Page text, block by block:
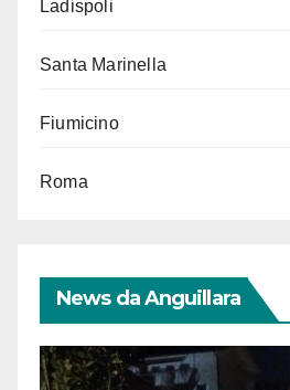
Ladispoli
Santa Marinella
Fiumicino
Roma
News da Anguillara